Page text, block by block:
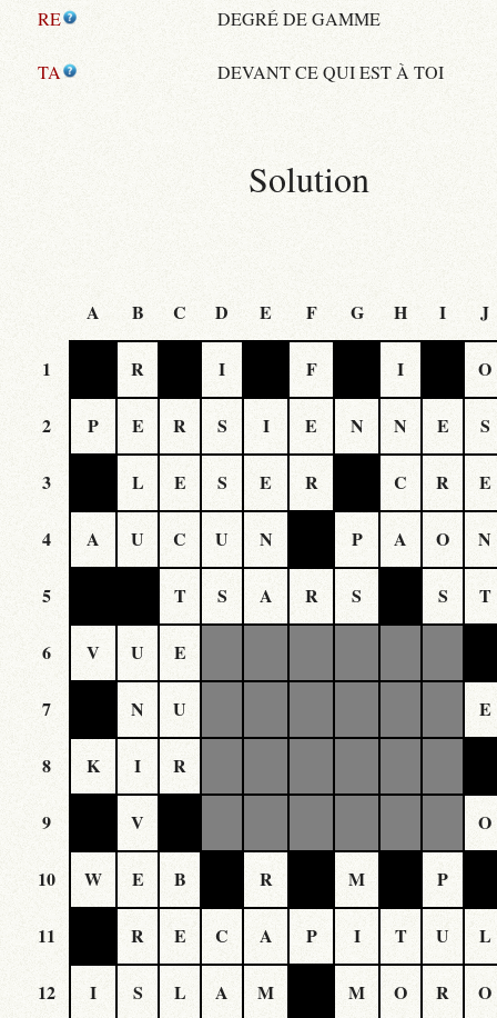
RE DEGRÉ DE GAMME
TA DEVANT CE QUI EST À TOI
Solution
A B C D E F G H I J
1 R I F I O
2 P E R S I E N N E S
3 L E S E R C R E
4 A U C U N P A O N
5 T S A R S S T
6 V U E
7 N U E
8 K I R
9 V O
10 W E B R M P
11 R E C A P I T U L
12 I S L A M M O R O